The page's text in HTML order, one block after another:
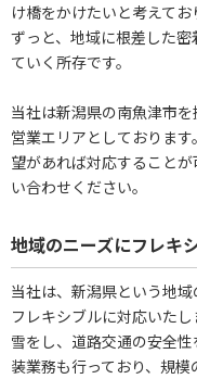
け橋をかけたいと考えて
ずっと、地域に根差した
ていく所存です。
当社は新潟県の南魚津市
営業エリアとしておりま
望があれば対応すること
い合わせください。
地域のニーズにフレキ
当社は、新潟県という地域
フレキシブルに対応いた
雪をし、道路交通の安全
装業務も行っており、規